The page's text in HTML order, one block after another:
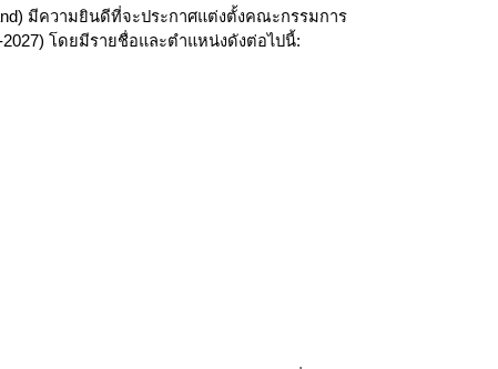
มีความยินดีที่จะประกาศแต่งตั้งคณะกรรมการ
โดยมีรายชื่อและตำแหน่งดังต่อไปนี้: